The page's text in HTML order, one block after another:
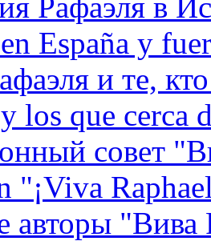
España y
и те,
los que cerca
совет
"¡Viva
авторы "Вива